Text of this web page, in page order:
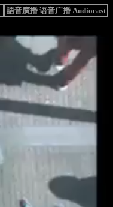
語音廣播 语音广播 Audiocast